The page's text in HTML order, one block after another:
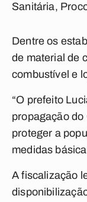
Sanitária,
Dentre os
de material de
combustível e
“O prefeito
propagação
proteger a
medidas
A fiscalização